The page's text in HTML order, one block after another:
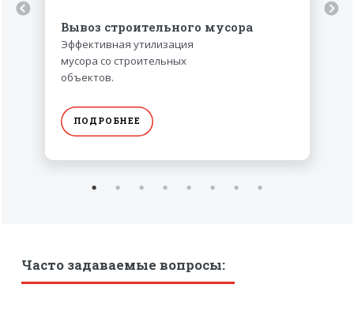
Вывоз строительного мусора
Эффективная утилизация
мусора со строительных
объектов.
ПОДРОБНЕЕ
Часто задаваемые вопросы: